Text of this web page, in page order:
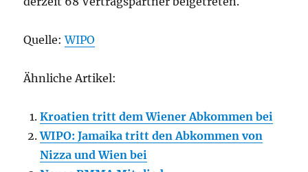
Quelle:WIPO
Ähnliche Artikel:
Kroatien tritt dem Wiener Abkommen bei
WIPO: Jamaika tritt den Abkommen von
Nizza und Wien bei